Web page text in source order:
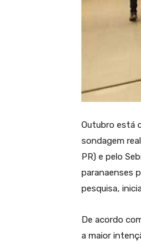
Outubro está
sondagem
PR) e pelo
paranaenses
pesquisa,
De acordo
a maior